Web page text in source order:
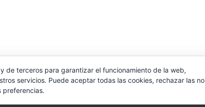
de terceros para garantizar el funcionamiento de la web,
servicios. Puede aceptar todas las cookies, rechazar las no
preferencias.